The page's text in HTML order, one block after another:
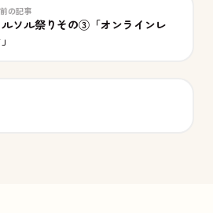
の記事
ソル祭りその③「オンラインレ